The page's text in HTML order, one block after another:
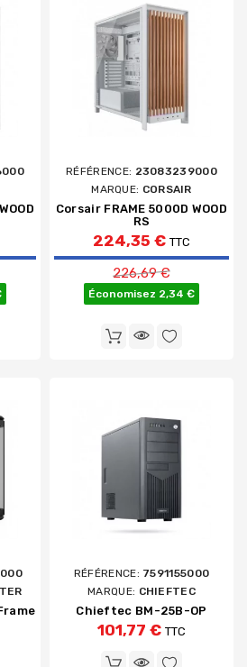
RÉFÉRENCE: 23083239000
MARQUE: CORSAIR
Corsair FRAME 5000D WOOD
RS
224,35 € TTC
Prix de base
226,69 €
Économisez 2,34 €
RÉFÉRENCE: 7591155000
MARQUE: CHIEFTEC
Chieftec BM-25B-OP
101,77 € TTC